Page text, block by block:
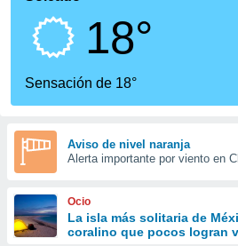
calidad.
a este
las
forma
digital
basada
18°
Sensación de 18°
Aviso de nivel naranja
Alerta importante por viento en
Ocio
La isla más solitaria de
coralino que pocos logran